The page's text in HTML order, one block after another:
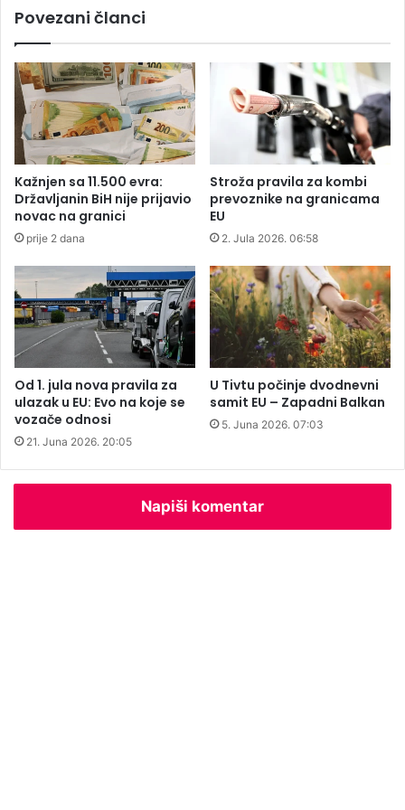
a
m
i
n
u
v
o
z
a
č
g
o
l
f
a
k
e
o
Povezani članci
Kažnjen sa 11.500 evra:
Državljanin BiH nije prijavio
novac na granici
prije 2 dana
Stroža pravila za kombi
prevoznike na granicama
EU
2. Jula 2026. 06:58
Od 1. jula nova pravila za
ulazak u EU: Evo na koje se
vozače odnosi
21. Juna 2026. 20:05
U Tivtu počinje dvodnevni
samit EU – Zapadni Balkan
5. Juna 2026. 07:03
Napiši komentar